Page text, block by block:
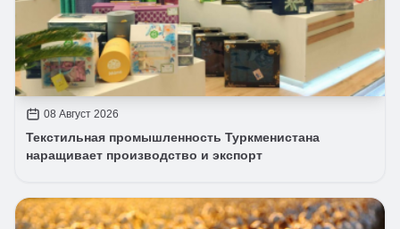
08 Август 2026
Текстильная промышленность Туркменистана
наращивает производство и экспорт